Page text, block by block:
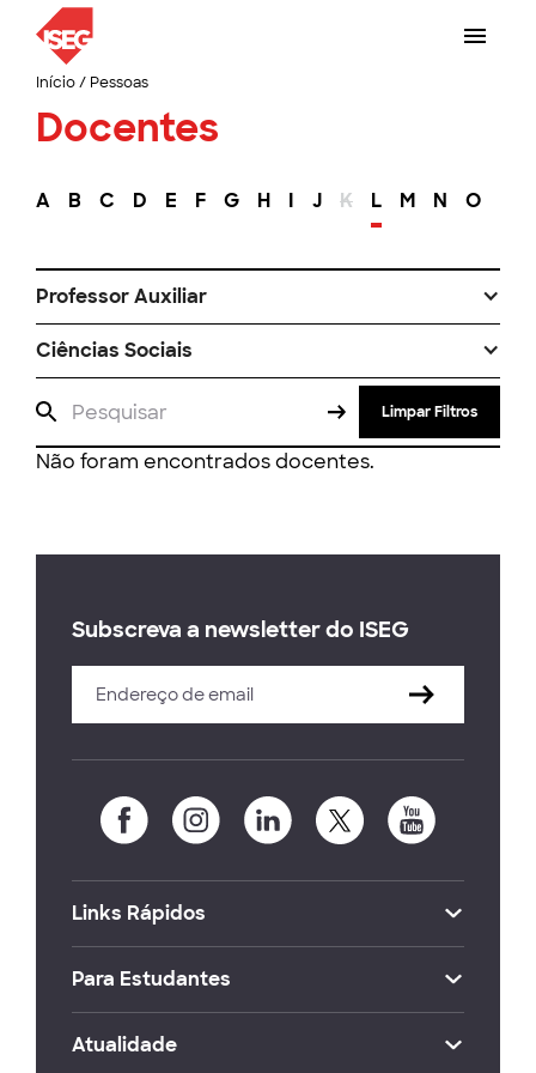
Início/ Pessoas
Docentes
A B C D E F G H I J K L M N O
Professor Auxiliar
Ciências Sociais
Limpar Filtros
Não foram encontrados docentes.
Subscreva a newsletter do ISEG
Links Rápidos
Para Estudantes
Atualidade